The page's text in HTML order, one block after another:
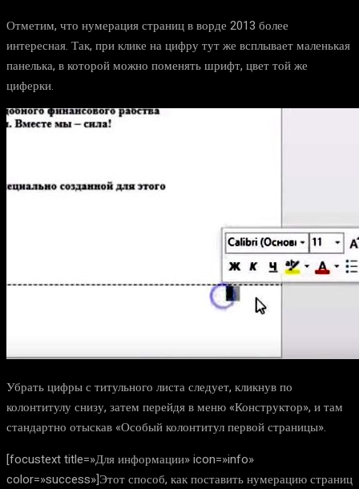
Отметим, что нумерация страниц в ворде 2013 более
интересная. Так, при клике на цифру тут же всплывает маленькая
панелька, в которой можно поменять шрифт, цвет той же
циферки.
Убрать цифры с титульного листа следует, кликнув по
колонтитулу снизу, затем перейдя в меню «Конструктор», и там
стандартно отыскав «Особый колонтитул первой страницы».
[focustext title=»Для информации» icon=»info»
color=»success»]Этот способ, как поставить нумерацию страниц